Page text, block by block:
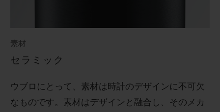
素材
セラミック
ウブロにとって、素材は時計のデザインに不可欠
なものです。素材はデザインと融合し、そのメカ